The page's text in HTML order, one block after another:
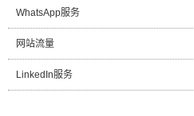
WhatsApp服务
网站流量
LinkedIn服务